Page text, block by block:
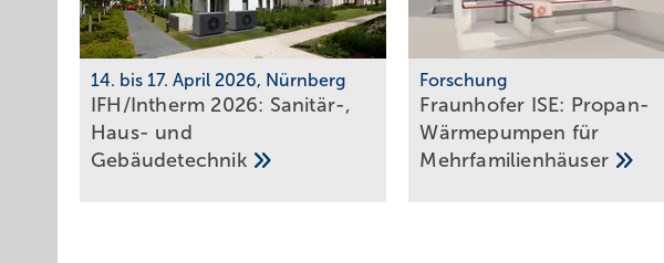
14. bis 17. April 2026, Nürnberg
IFH/Intherm 2026: Sanitär-,
Haus- und
Ge­bäu­de­tech­nik
Forschung
Fraunhofer ISE: Propan-
Wärme­pum­pen für
Mehr­fa­mi­lien­häuser